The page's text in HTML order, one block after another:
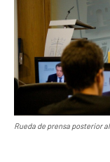
Rueda de prensa posterior